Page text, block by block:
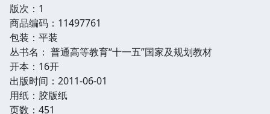
版次：1
商品编码：11497761
包装：平装
丛书名： 普通高等教育“十一五”国家及规划教材
开本：16开
出版时间：2011-06-01
用纸：胶版纸
页数：451